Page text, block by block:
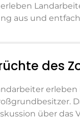
aus und
des
über das